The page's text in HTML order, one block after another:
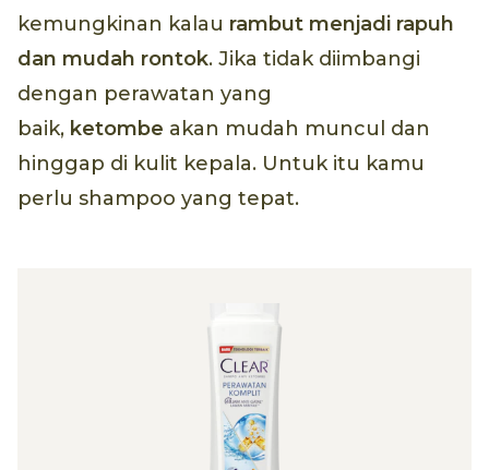
kemungkinan kalau rambut menjadi rapuh
dan mudah rontok. Jika tidak diimbangi
dengan perawatan yang
baik, ketombe akan mudah muncul dan
hinggap di kulit kepala. Untuk itu kamu
perlu shampoo yang tepat.